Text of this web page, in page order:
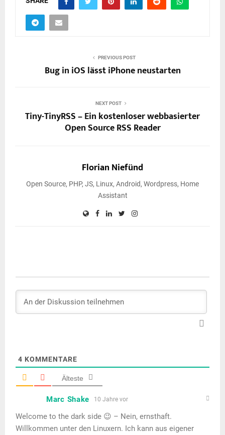
PREVIOUS POST
Bug in iOS lässt iPhone neustarten
NEXT POST
Tiny-TinyRSS – Ein kostenloser webbasierter
Open Source RSS Reader
Florian Niefünd
Open Source, PHP, JS, Linux, Android, Wordpress, Home
Assistant
4 KOMMENTARE
Älteste
Marc Shake 10 Jahre vor
Welcome to the dark side 😉 – Nein, ernsthaft.
Willkommen unter den Linuxern. Ich kann aus eigener